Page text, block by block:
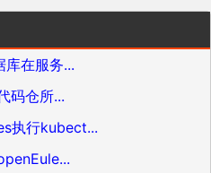
在服务...
码仓所...
执行kubect...